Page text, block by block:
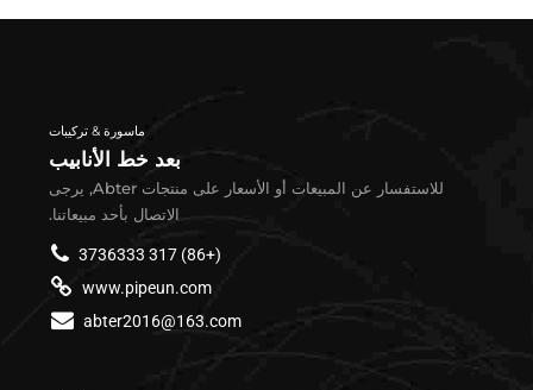
ماسورة & تركيبات
بعد خط الأنابيب
للاستفسار عن المبيعات أو الأسعار على منتجات Abter, يرجى
الاتصال بأحد مبيعاتنا.
(+86) 317 3736333
www.pipeun.com
abter2016@163.com